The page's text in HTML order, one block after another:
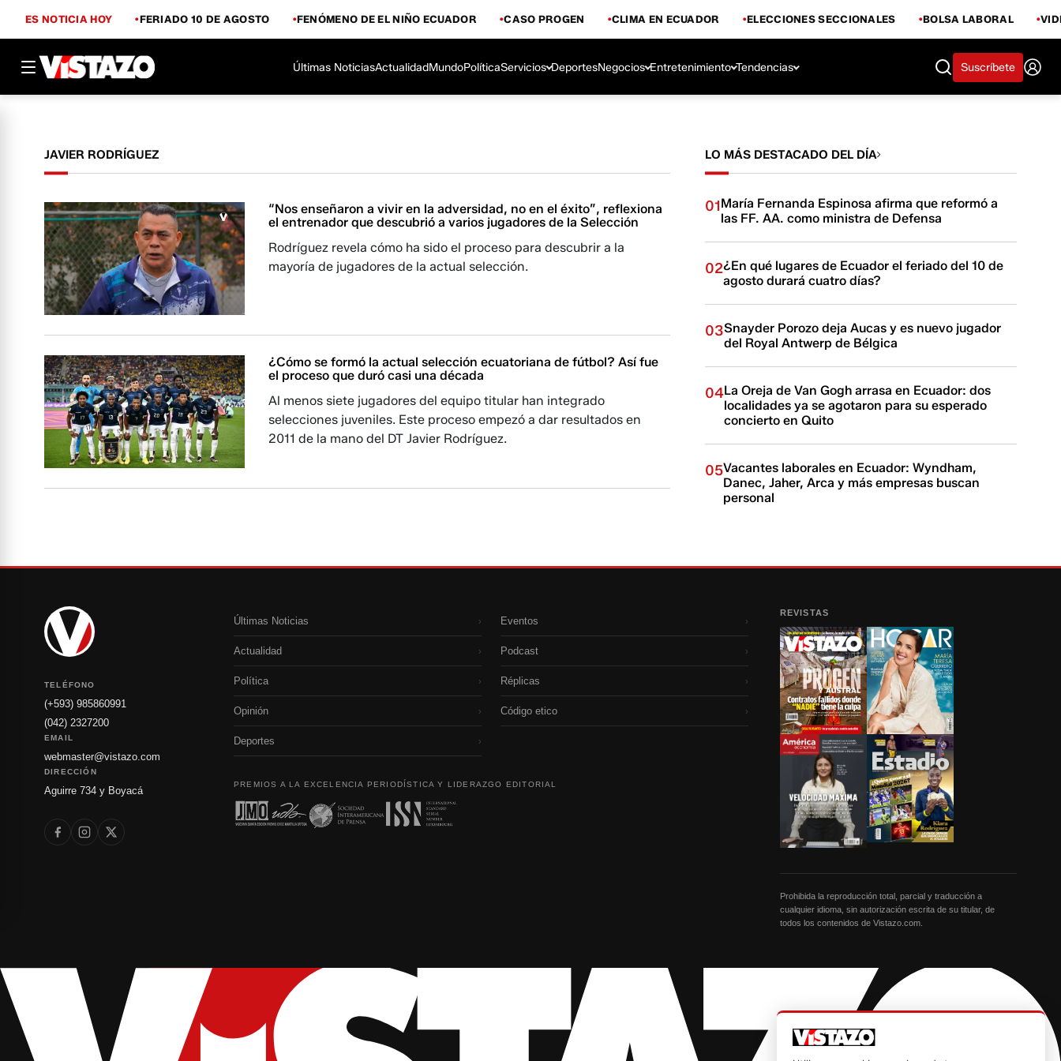
ES NOTICIA HOY FERIADO 10 DE AGOSTO FENÓMENO DE EL NIÑO ECUADOR CASO PROGEN CLIMA EN ECUADOR ELECCIONES SECCIONALES BOLSA LABORAL
Últimas NoticiasActualidadMundoPolíticaServicios DeportesNegocios Entretenimiento Tendencias Suscríbete
JAVIER RODRÍGUEZ
“Nos enseñaron a vivir en la adversidad, no en el éxito”, reflexiona
el entrenador que descubrió a varios jugadores de la Selección
Rodríguez revela cómo ha sido el proceso para descubrir a la
mayoría de jugadores de la actual selección.
¿Cómo se formó la actual selección ecuatoriana de fútbol? Así fue
el proceso que duró casi una década
Al menos siete jugadores del equipo titular han integrado
selecciones juveniles. Este proceso empezó a dar resultados en
2011 de la mano del DT Javier Rodríguez.
LO MÁS DESTACADO DEL DÍA
01María Fernanda Espinosa afirma que reformó a
las FF. AA. como ministra de Defensa
02¿En qué lugares de Ecuador el feriado del 10 de
agosto durará cuatro días?
03Snayder Porozo deja Aucas y es nuevo jugador
del Royal Antwerp de Bélgica
04La Oreja de Van Gogh arrasa en Ecuador: dos
localidades ya se agotaron para su esperado
concierto en Quito
05Vacantes laborales en Ecuador: Wyndham,
Danec, Jaher, Arca y más empresas buscan
personal
TELÉFONO
(+593) 985860991
(042) 2327200
EMAIL
webmaster@vistazo.com
DIRECCIÓN
Aguirre 734 y Boyacá
Últimas Noticias ›
Actualidad ›
Política ›
Opinión ›
Deportes ›
Eventos ›
Podcast ›
Réplicas ›
Código etico ›
PREMIOS A LA EXCELENCIA PERIODÍSTICA Y LIDERAZGO EDITORIAL
REVISTAS
Prohibida la reproducción total, parcial y traducción a
cualquier idioma, sin autorización escrita de su titular, de
todos los contenidos de Vistazo.com.